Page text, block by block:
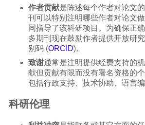
作者贡献是陈述每个作者对论文
刊可以特别注明哪些作者对论文
同指导了该科研项目。为确保正
多期刊现在鼓励作者提供开放研
别码 (ORCID)。
致谢通常是注明提供经费支持的
献但贡献有限而没有署名资格的
包括行政支持、技术协助、语言编
科研伦理